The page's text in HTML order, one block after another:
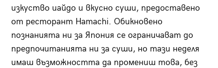
изкуство иайдо и вкусно суши, предоставено
от ресторант Hamachi. Обикновено
познанията ни за Япония се ограничават до
предпочитанията ни за суши, но тази неделя
имаш възможността да промениш това, без